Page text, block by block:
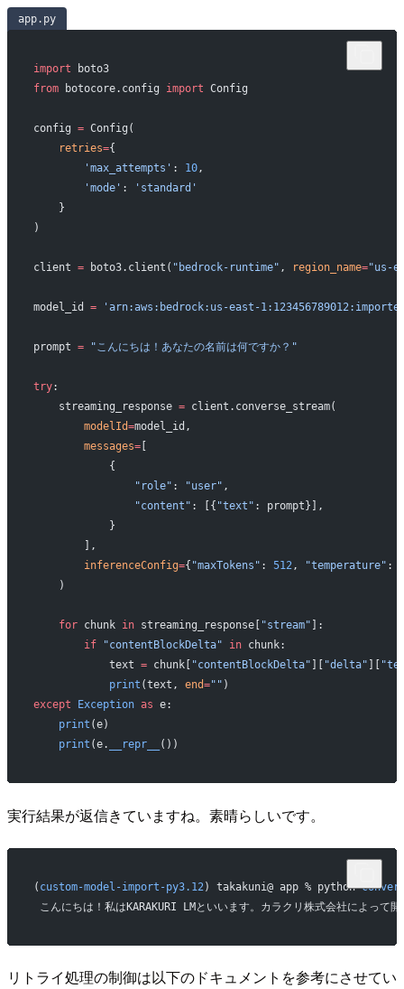
app.py
import boto3
from botocore.config import Config
config = Config(
    retries
={
        'max_attempts'
: 10,
        'mode'
:
'standard'
    }
)
client = boto3.client( "bedrock-runtime" , region_name="us-
model_id = 'arn:aws:bedrock:us-east-1:123456789012:imported-
prompt = "こんにちは！あなたの名前は何ですか？"
try:
    streaming_response
= client.converse_stream(
        modelId
=model_id,
        messages
=[
            {
                "role"
: "user" ,
                "content"
: [{ "text" : prompt}],
            }
        ],
        inferenceConfig
={ "maxTokens" : 512, "temperature" :
    )
    for
chunk in streaming_response[ "stream" ]:
        if
"contentBlockDelta" in chunk:
            text
= chunk[ "contentBlockDelta" "delta"
            print
(text, end="" )
except Exception as e:
    print
(e)
    print
(e. __repr__ ())
実行結果が返信きていますね。素晴らしいです。
( custom-model-import-py3.12 ) takakuni@ app % python
こんにちは！私はKARAKURI LMといいます。カラクリ株式会社によって
リトライ処理の制御は以下のドキュメントを参考にさせてい